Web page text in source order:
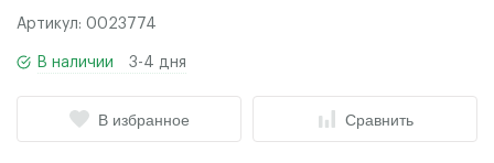
Артикул: 0023774
В наличии 3-4 дня
В избранное Сравнить